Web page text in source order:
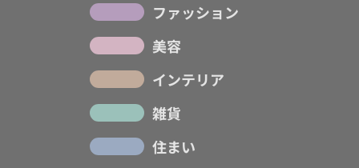
ファッション
美容
インテリア
雑貨
住まい